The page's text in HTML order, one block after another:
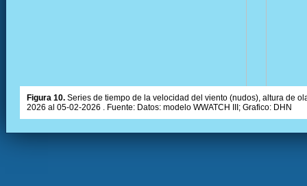
Figura 10. Series de tiempo de la velocidad del viento (nudos), altura de
2026 al 05-02-2026 . Fuente: Datos: modelo WWATCH III; Grafico: DHN